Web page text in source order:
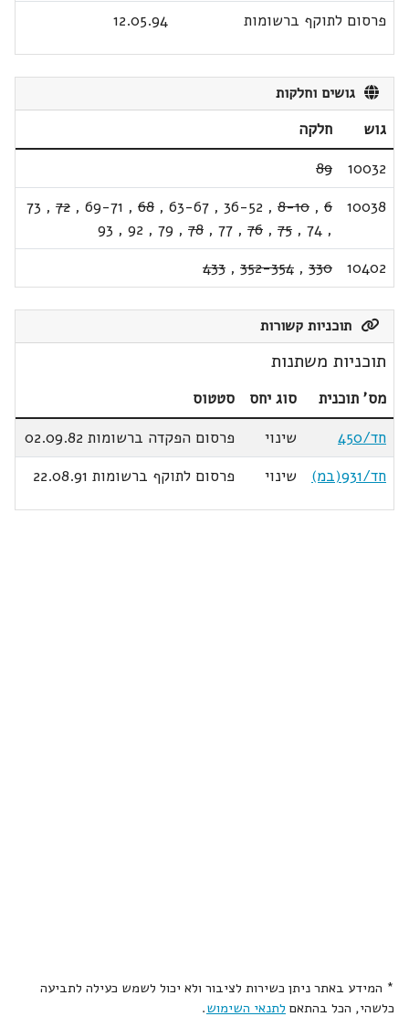
פרסום לתוקף ברשומות
12.05.94
גושים וחלקות
גוש
חלקה
10032
89
10038
6
,
8-10
,
36-52
,
63-67
,
68
,
69-71
,
72
,
73
,
74
,
75
,
76
,
77
,
78
,
79
,
92
,
93
10402
330
,
352-354
,
433
תוכניות קשורות
תוכניות משתנות
מס' תוכנית סוג יחס
סטטוס
חד/450
שינוי
פרסום הפקדה ברשומות 02.09.82
חד/931(במ)
שינוי פרסום לתוקף ברשומות 22.08.91
* המידע באתר ניתן כשירות לציבור ולא יכול לשמש כעילה לתביעה
כלשהי, הכל בהתאם לתנאי השימוש.